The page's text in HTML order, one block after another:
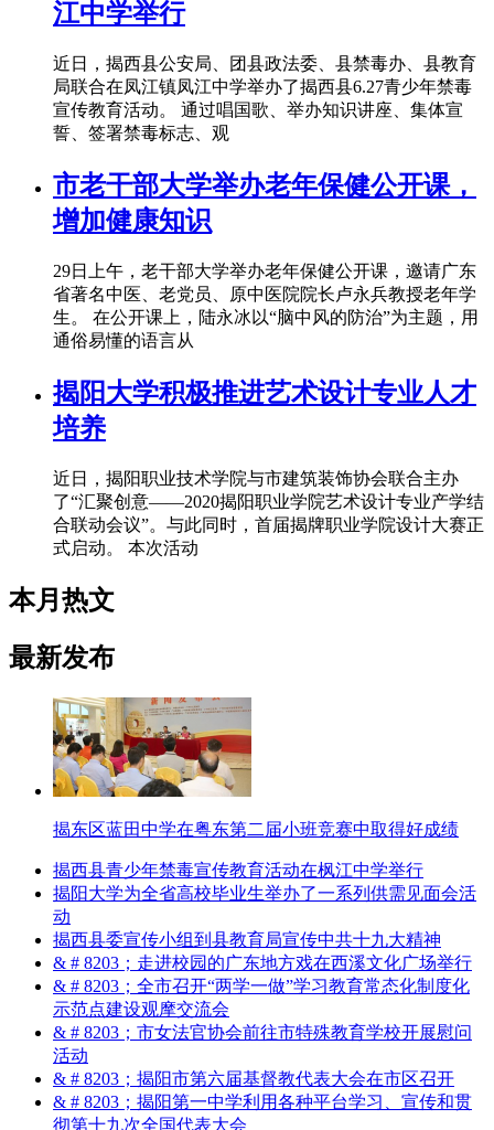
江中学举行
近日，揭西县公安局、团县政法委、县禁毒办、县教育
局联合在凤江镇凤江中学举办了揭西县6.27青少年禁毒
宣传教育活动。 通过唱国歌、举办知识讲座、集体宣
誓、签署禁毒标志、观
市老干部大学举办老年保健公开课，
增加健康知识
29日上午，老干部大学举办老年保健公开课，邀请广东
省著名中医、老党员、原中医院院长卢永兵教授老年学
生。 在公开课上，陆永冰以“脑中风的防治”为主题，用
通俗易懂的语言从
揭阳大学积极推进艺术设计专业人才
培养
近日，揭阳职业技术学院与市建筑装饰协会联合主办
了“汇聚创意——2020揭阳职业学院艺术设计专业产学结
合联动会议”。与此同时，首届揭牌职业学院设计大赛正
式启动。 本次活动
本月热文
最新发布
揭东区蓝田中学在粤东第二届小班竞赛中取得好成绩
揭西县青少年禁毒宣传教育活动在枫江中学举行
揭阳大学为全省高校毕业生举办了一系列供需见面会活
动
揭西县委宣传小组到县教育局宣传中共十九大精神
& # 8203；走进校园的广东地方戏在西溪文化广场举行
& # 8203；全市召开“两学一做”学习教育常态化制度化
示范点建设观摩交流会
& # 8203；市女法官协会前往市特殊教育学校开展慰问
活动
& # 8203；揭阳市第六届基督教代表大会在市区召开
& # 8203；揭阳第一中学利用各种平台学习、宣传和贯
彻第十九次全国代表大会